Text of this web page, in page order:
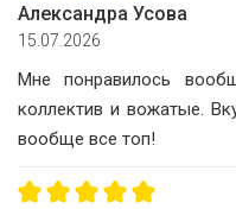
Александра Усова
15.07.2026
Мне понравилось
коллектив и вожатые.
вообще все топ!